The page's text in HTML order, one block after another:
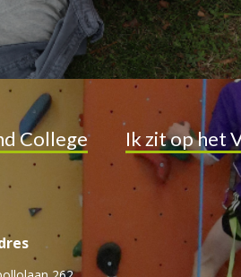
College Ik zit op het